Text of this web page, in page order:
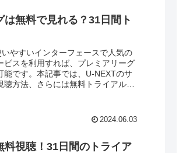
無料で見れる？31日間ト
やすいインターフェースで人気の
スを利用すれば、プレミアリーグ
です。本記事では、U-NEXTのサ
方法、さらには無料トライアルの
2024.06.03
料視聴！31日間のトライア